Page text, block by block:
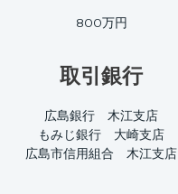
800万円
取引銀行
広島銀行 木江支店
もみじ銀行 大崎支店
広島市信用組合 木江支店